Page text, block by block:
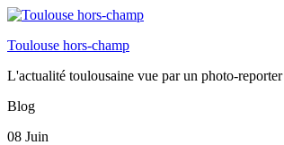
Toulouse hors-champ
L'actualité toulousaine vue par un photo-reporter
Blog
08 Juin